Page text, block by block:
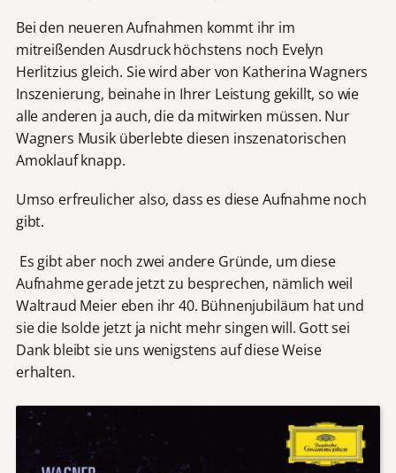
Bei den neueren Aufnahmen kommt ihr im
mitreißenden Ausdruck höchstens noch Evelyn
Herlitzius gleich. Sie wird aber von Katherina Wagners
Inszenierung, beinahe in Ihrer Leistung gekillt, so wie
alle anderen ja auch, die da mitwirken müssen. Nur
Wagners Musik überlebte diesen inszenatorischen
Amoklauf knapp.
Umso erfreulicher also, dass es diese Aufnahme noch
gibt.
Es gibt aber noch zwei andere Gründe, um diese
Aufnahme gerade jetzt zu besprechen, nämlich weil
Waltraud Meier eben ihr 40. Bühnenjubiläum hat und
sie die Isolde jetzt ja nicht mehr singen will. Gott sei
Dank bleibt sie uns wenigstens auf diese Weise
erhalten.